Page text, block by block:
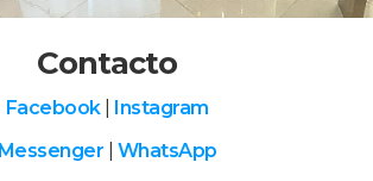
Contacto
Facebook| Instagram
Messenger
WhatsApp